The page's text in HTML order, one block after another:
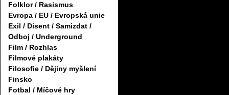
Folklor / Rasismus
Evropa / EU / Evropská unie
Exil / Disent / Samizdat /
Odboj / Underground
Film / Rozhlas
Filmové plakáty
Filosofie / Dějiny myšlení
Finsko
Fotbal / Míčové hry